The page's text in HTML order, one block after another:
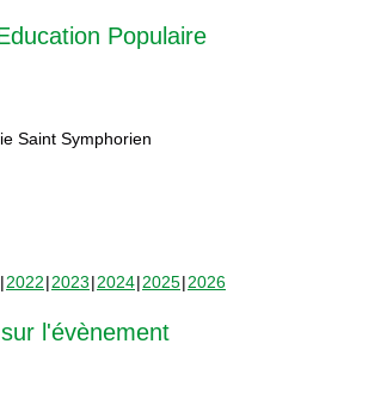
Populaire
Saint Symphorien
2022 2023 2024 2025 2026
l'évènement